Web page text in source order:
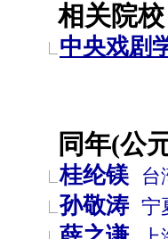
相关院校
中央戏剧
同年(公元
桂纶镁 台
孙敬涛 宁